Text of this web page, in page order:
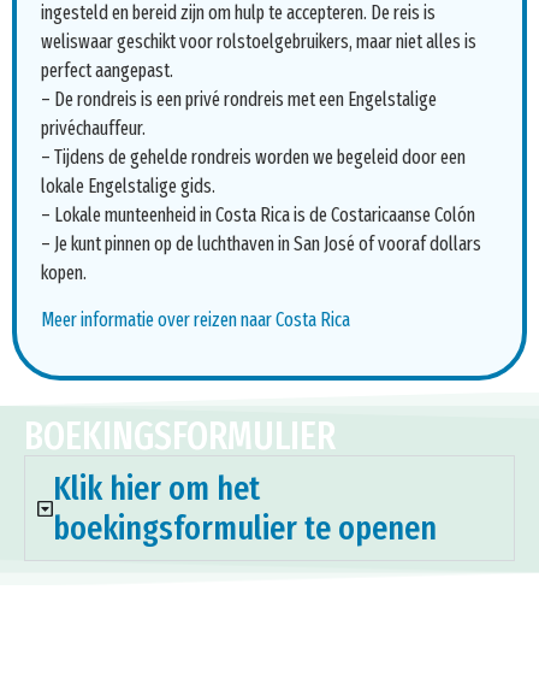
ingesteld en bereid zijn om hulp te accepteren. De reis is
weliswaar geschikt voor rolstoelgebruikers, maar niet alles is
perfect aangepast.
– De rondreis is een privé rondreis met een Engelstalige
privéchauffeur.
– Tijdens de gehelde rondreis worden we begeleid door een
lokale Engelstalige gids.
– Lokale munteenheid in Costa Rica is de Costaricaanse Colón
– Je kunt pinnen op de luchthaven in San José of vooraf dollars
kopen.
Meer informatie over reizen naar Costa Rica
BOEKINGSFORMULIER
Klik hier om het
boekingsformulier te openen